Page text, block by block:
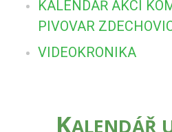
KALENDÁŘ AKCÍ
PIVOVAR
VIDEOKRONIKA
KALENDÁŘ